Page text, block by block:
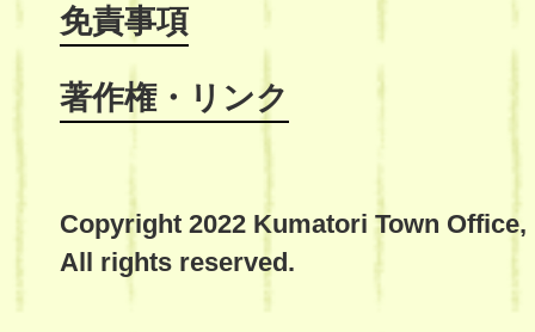
免責事項
著作権・リンク
Copyright 2022 Kumatori Town Office,
All rights reserved.